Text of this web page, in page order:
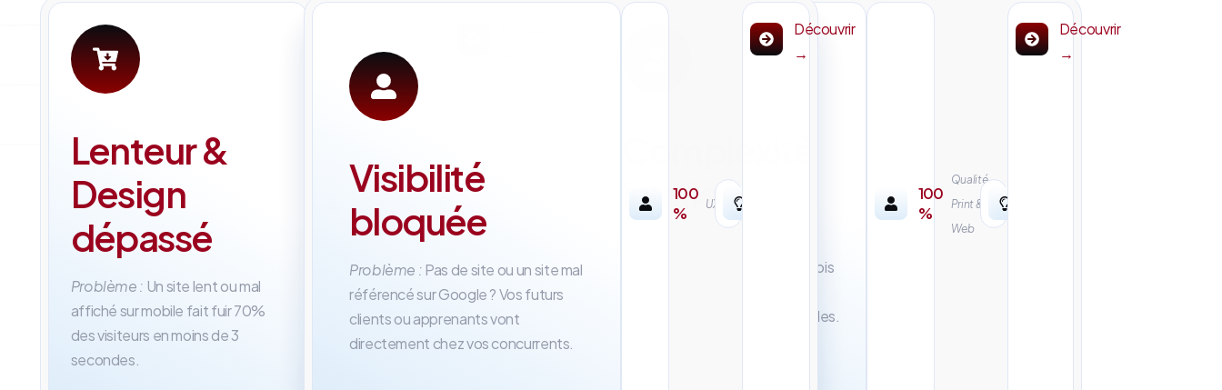
Lenteur &
Design
dépassé
Problème : Un site lent ou mal
affiché sur mobile fait fuir 70%
des visiteurs en moins de 3
secondes.
100
%
Sur-
mesure
Visibilité
bloquée
Problème :Pas de site ou un site mal
référencé sur Google ? Vos futurs
clients ou apprenants vont
directement chez vos concurrents.
100
%
UX/UI
Découvrir
→
inutile
traditionnelles qui mettent 6 mois
abonnements incompréhensibles.
100
%
Qualité
Print &
Web
Découvrir
→